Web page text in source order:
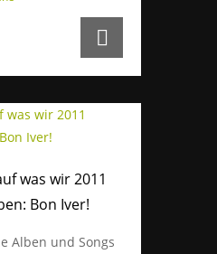
was wir 2011
Bon Iver!
Alben und Songs